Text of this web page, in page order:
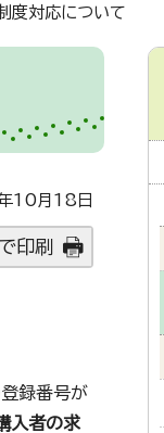
度対応について
10月18日
印刷
登録番号が
入者の求